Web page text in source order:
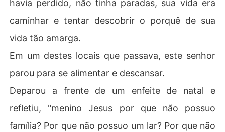
havia perdido, não tinha paradas, sua vida era
caminhar e tentar descobrir o porquê de sua
vida tão amarga.
Em um destes locais que passava, este senhor
parou para se alimentar e descansar.
Deparou a frente de um enfeite de natal e
refletiu, "menino Jesus por que não possuo
família? Por que não possuo um lar? Por que não